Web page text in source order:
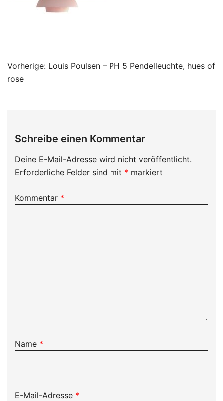
Beitragsnavigation
Vorherige: Louis Poulsen – PH 5 Pendelleuchte, hues of
rose
Schreibe einen Kommentar
Deine E-Mail-Adresse wird nicht veröffentlicht.
Erforderliche Felder sind mit * markiert
Kommentar *
Name *
E-Mail-Adresse *